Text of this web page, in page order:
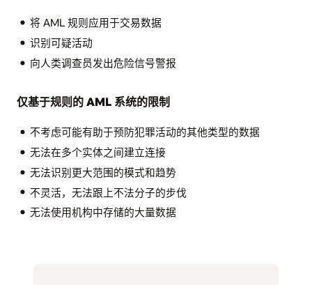
将 AML 规则应用于交易数据
识别可疑活动
向人类调查员发出危险信号警报
仅基于规则的 AML 系统的限制
不考虑可能有助于预防犯罪活动的其他类型的数据
无法在多个实体之间建立连接
无法识别更大范围的模式和趋势
不灵活，无法跟上不法分子的步伐
无法使用机构中存储的大量数据